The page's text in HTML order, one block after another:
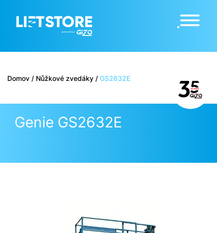
Domov / Nůžkové zvedáky / GS2632E
Genie GS2632E